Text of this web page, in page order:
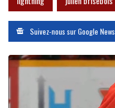
Suivez-nous sur Google News